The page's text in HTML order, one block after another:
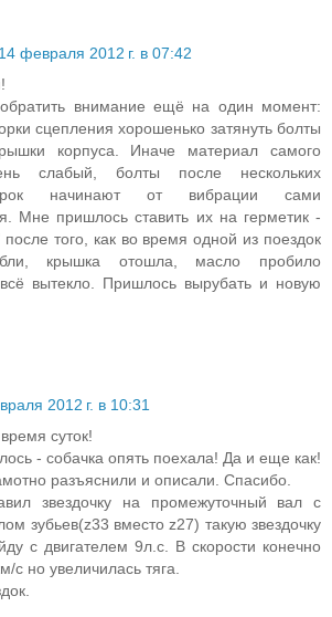
14 февраля 2012 г. в 07:42
внимание ещё на один момент:
сцепления хорошенько затянуть болты
корпуса. Иначе материал самого
слабый, болты после нескольких
начинают от вибрации сами
Мне пришлось ставить их на герметик -
после того, как во время одной из поездок
крышка отошла, масло пробило
вытекло. Пришлось вырубать и новую
2012 г. в 10:31
суток!
- собачка опять поехала! Да и еще как!
разъяснили и описали. Спасибо.
звездочку на промежуточный вал с
зубьев(z33 вместо z27) такую звездочку
с двигателем 9л.с. В скорости конечно
с но увеличилась тяга.